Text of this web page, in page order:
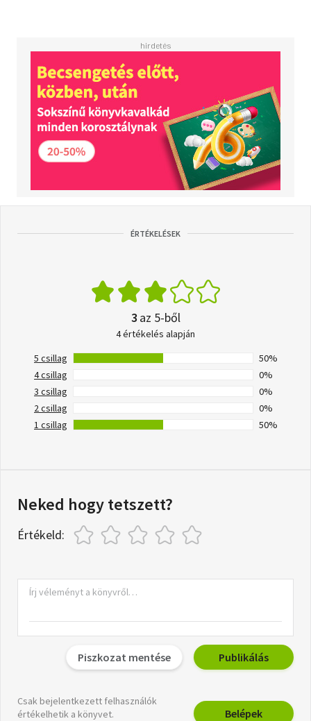
ÉRTÉKELÉSEK
3 az 5-ből
4 értékelés alapján
5 csillag
50%
4 csillag
0%
3 csillag
0%
2 csillag
0%
1 csillag
50%
Neked hogy tetszett?
Értékeld:
Piszkozat mentése Publikálás
Csak bejelentkezett felhasználók
értékelhetik a könyvet.
Belépek